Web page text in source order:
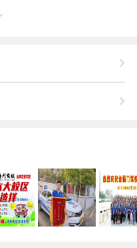
和教学经验丰富的操
严管理、从严训练、
，满意而去!